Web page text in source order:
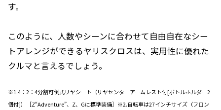
す。
このように、人数やシーンに合わせて自由自在なシー
トアレンジができるヤリスクロスは、実用性に優れた
クルマと言えるでしょう。
※1.4：2：4分割可倒式リヤシート（リヤセンターアームレスト付[ボトルホルダー2
個付]）［Z“Adventure”、Z、Gに標準装備］※2.自転車は27インチサイズ（フロン